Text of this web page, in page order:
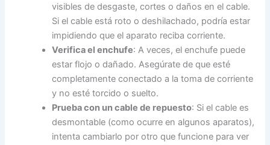
visibles de desgaste, cortes o daños en el cable.
Si el cable está roto o deshilachado, podría estar
impidiendo que el aparato reciba corriente.
Verifica el enchufe: A veces, el enchufe puede
estar flojo o dañado. Asegúrate de que esté
completamente conectado a la toma de corriente
y no esté torcido o suelto.
Prueba con un cable de repuesto: Si el cable es
desmontable (como ocurre en algunos aparatos),
intenta cambiarlo por otro que funcione para ver